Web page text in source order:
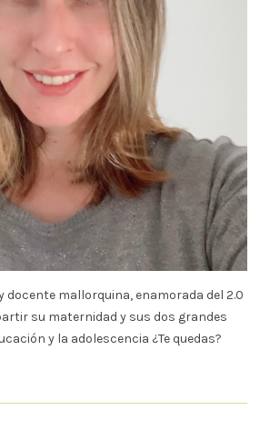
docente mallorquina, enamorada del 2.0
su maternidad y sus dos grandes
y la adolescencia ¿Te quedas?